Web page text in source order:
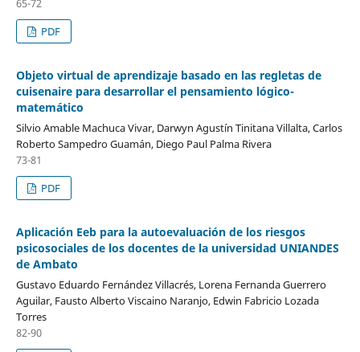
65-72
PDF
Objeto virtual de aprendizaje basado en las regletas de
cuisenaire para desarrollar el pensamiento lógico-
matemático
Silvio Amable Machuca Vivar, Darwyn Agustín Tinitana Villalta, Carlos
Roberto Sampedro Guamán, Diego Paul Palma Rivera
73-81
PDF
Aplicación Eeb para la autoevaluación de los riesgos
psicosociales de los docentes de la universidad UNIANDES
de Ambato
Gustavo Eduardo Fernández Villacrés, Lorena Fernanda Guerrero
Aguilar, Fausto Alberto Viscaino Naranjo, Edwin Fabricio Lozada
Torres
82-90